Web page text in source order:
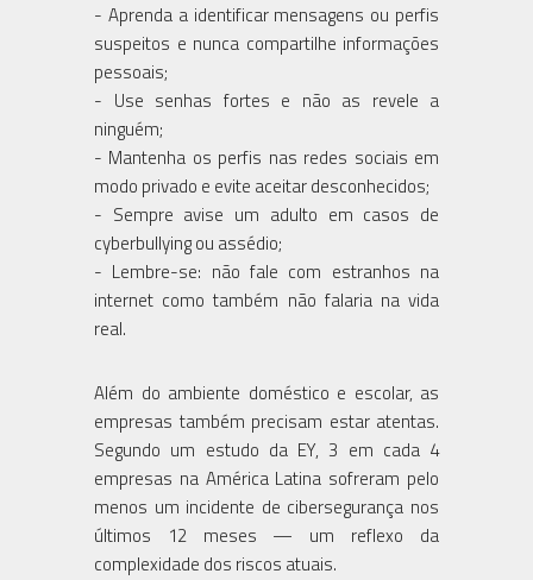
- Aprenda a identificar mensagens ou perfis
suspeitos e nunca compartilhe informações
pessoais;
- Use senhas fortes e não as revele a
ninguém;
- Mantenha os perfis nas redes sociais em
modo privado e evite aceitar desconhecidos;
- Sempre avise um adulto em casos de
cyberbullying ou assédio;
- Lembre-se: não fale com estranhos na
internet como também não falaria na vida
real.
Além do ambiente doméstico e escolar, as
empresas também precisam estar atentas.
Segundo um estudo da EY, 3 em cada 4
empresas na América Latina sofreram pelo
menos um incidente de cibersegurança nos
últimos 12 meses — um reflexo da
complexidade dos riscos atuais.